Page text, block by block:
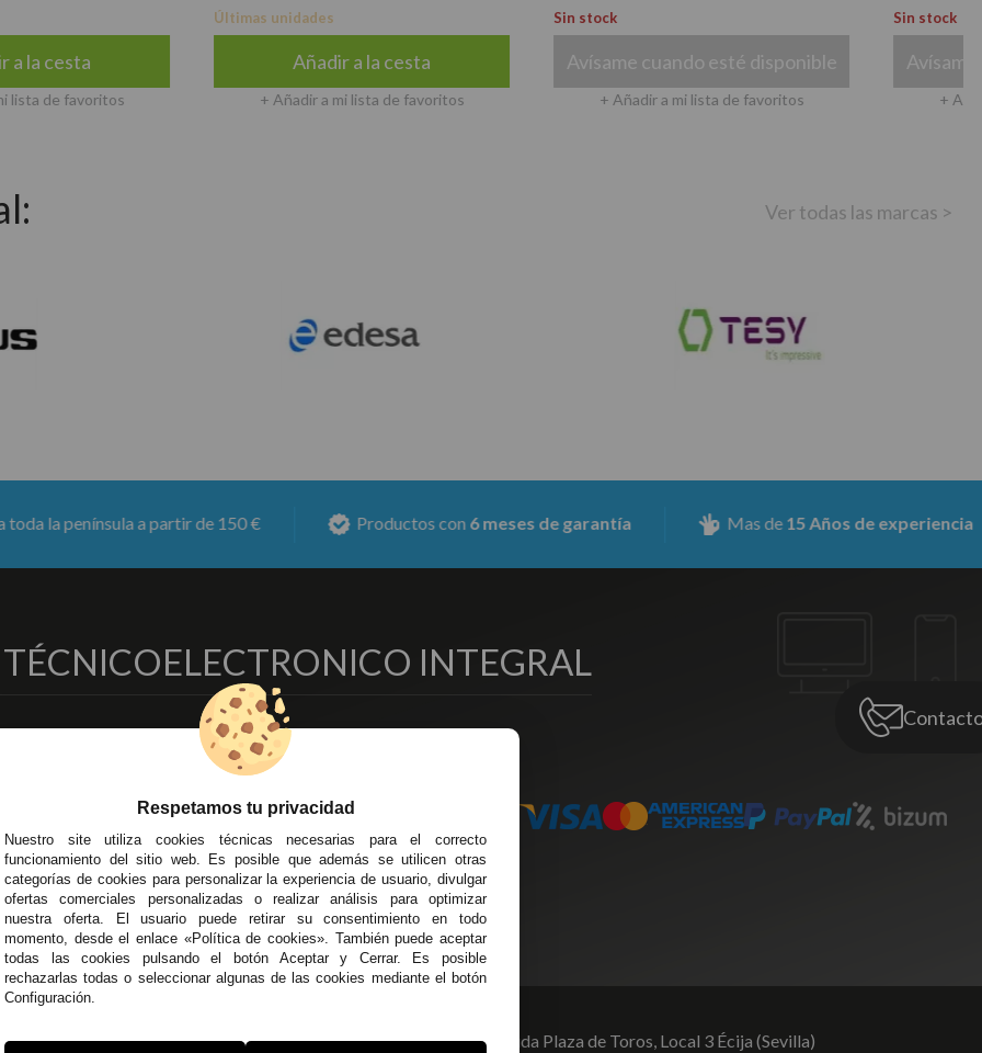
favoritos
Últimas unidades
Añadir a la cesta
+ Añadir a mi lista de favoritos
Sin stock
Avísame cuando esté disponible
+ Añadir a mi lista de favoritos
Sin stock
Avísame
+ Añadir a mi
Ver todas las marcas >
de 150 € Productos con 6 meses de garantía Mas de 15 Años de experiencia
ELECTRONICO INTEGRAL
y Devoluciones
Seguro
y
Generales
de Cookies
DELEGACIONES
Écija - Sevilla
Av. Plaza de Toros. Local 3
Córdoba
C/ Ingeniero Iribarren, 14
Alzira - Valencia
C/ Esplugues, 135
43/955 44 45 44 info@steielectronica.com Avenida Plaza de Toros, Local 3 Écija (Sevilla)
Respetamos tu privacidad
Nuestro site utiliza cookies técnicas necesarias para el correcto
funcionamiento del sitio web. Es posible que además se utilicen otras
categorías de cookies para personalizar la experiencia de usuario, divulgar
ofertas comerciales personalizadas o realizar análisis para optimizar
nuestra oferta. El usuario puede retirar su consentimiento en todo
momento, desde el enlace «Política de cookies». También puede aceptar
todas las cookies pulsando el botón Aceptar y Cerrar. Es posible
rechazarlas todas o seleccionar algunas de las cookies mediante el botón
Configuración.